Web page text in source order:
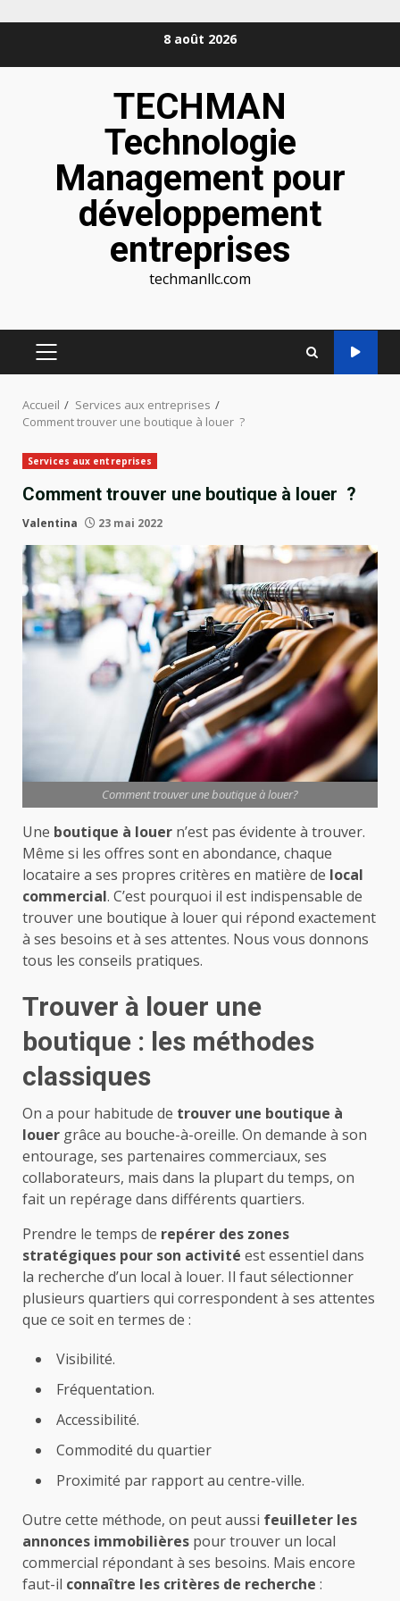
8 août 2026
TECHMAN
Technologie
Management pour
développement
entreprises
techmanllc.com
MENU
Accueil
Services aux entreprises
Comment trouver une boutique à louer ?
Services aux entreprises
Comment trouver une boutique à louer ?
Valentina 23 mai 2022
Comment trouver une boutique à louer?
Une boutique à louer n’est pas évidente à trouver.
Même si les offres sont en abondance, chaque
locataire a ses propres critères en matière de local
commercial. C’est pourquoi il est indispensable de
trouver une boutique à louer qui répond exactement
à ses besoins et à ses attentes. Nous vous donnons
tous les conseils pratiques.
Trouver à louer une
boutique : les méthodes
classiques
On a pour habitude de trouver une boutique à
louer grâce au bouche-à-oreille. On demande à son
entourage, ses partenaires commerciaux, ses
collaborateurs, mais dans la plupart du temps, on
fait un repérage dans différents quartiers.
Prendre le temps de repérer des zones
stratégiques pour son activité est essentiel dans
la recherche d’un local à louer. Il faut sélectionner
plusieurs quartiers qui correspondent à ses attentes
que ce soit en termes de :
Visibilité.
Fréquentation.
Accessibilité.
Commodité du quartier
Proximité par rapport au centre-ville.
Outre cette méthode, on peut aussi feuilleter les
annonces immobilières pour trouver un local
commercial répondant à ses besoins. Mais encore
faut-il connaître les critères de recherche :